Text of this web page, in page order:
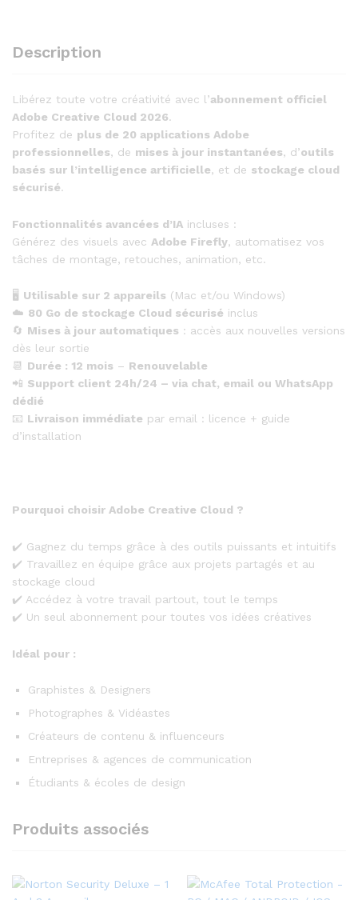
Description
Libérez toute votre créativité avec l’abonnement officiel
Adobe Creative Cloud 2026.
Profitez de plus de 20 applications Adobe
professionnelles, de mises à jour instantanées, d’outils
basés sur l’intelligence artificielle, et de stockage cloud
sécurisé.
Fonctionnalités avancées d’IA incluses :
Générez des visuels avec Adobe Firefly, automatisez vos
tâches de montage, retouches, animation, etc.
🖥️ Utilisable sur 2 appareils (Mac et/ou Windows)
☁️ 80 Go de stockage Cloud sécurisé inclus
🔄 Mises à jour automatiques : accès aux nouvelles versions
dès leur sortie
📆 Durée : 12 mois – Renouvelable
📲 Support client 24h/24 – via chat, email ou WhatsApp
dédié
📧 Livraison immédiate par email : licence + guide
d’installation
Pourquoi choisir Adobe Creative Cloud ?
✔️ Gagnez du temps grâce à des outils puissants et intuitifs
✔️ Travaillez en équipe grâce aux projets partagés et au
stockage cloud
✔️ Accédez à votre travail partout, tout le temps
✔️ Un seul abonnement pour toutes vos idées créatives
Idéal pour :
Graphistes & Designers
Photographes & Vidéastes
Créateurs de contenu & influenceurs
Entreprises & agences de communication
Étudiants & écoles de design
Produits associés